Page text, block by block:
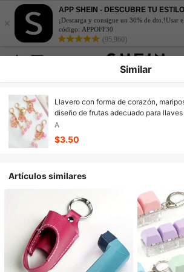
×
APP SHEIN - DESCUBRE TU ESTILO
¡Descarga y consigue un 30% de dto.!Usar el
código: APPOFF30
(95,960)
Similar
Llavero con forma de corazón,
diseño de frutas adecuado para
como pequeños regalos, recuerdos,
fiestas para amigos
A
$3.50
Artículos similares